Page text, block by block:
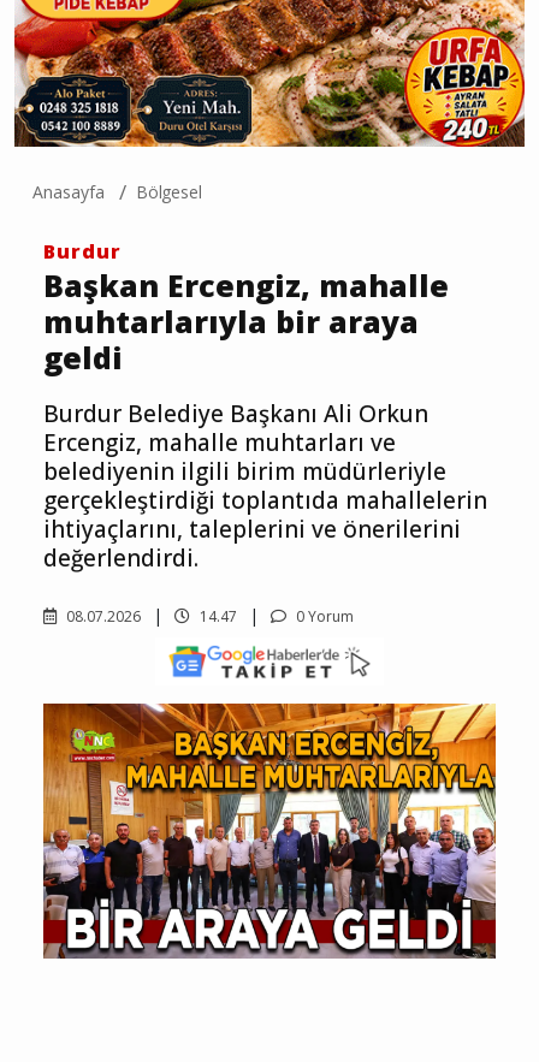
Anasayfa Bölgesel
Burdur
Başkan Ercengiz, mahalle
muhtarlarıyla bir araya
geldi
Burdur Belediye Başkanı Ali Orkun
Ercengiz, mahalle muhtarları ve
belediyenin ilgili birim müdürleriyle
gerçekleştirdiği toplantıda mahallelerin
ihtiyaçlarını, taleplerini ve önerilerini
değerlendirdi.
08.07.2026 14.47 0 Yorum